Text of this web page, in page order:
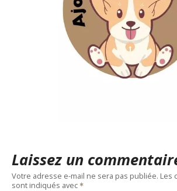
Laissez un
Votre adresse e-mail ne sera pas publiée. Les
sont indiqués avec